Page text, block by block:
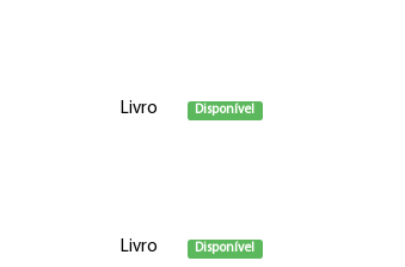
Livro Disponível
Livro Disponível